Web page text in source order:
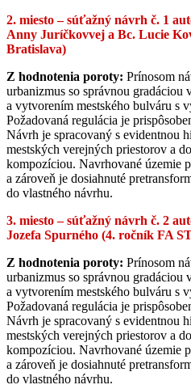
2. miesto – súťažný návrh č. 1
Anny Juríčkovvej a Bc. Lucie
Bratislava)
Z hodnotenia poroty: Prínosom
urbanizmus so správnou gradáciou
a vytvorením mestského bulváru s
Požadovaná regulácia je
Návrh je spracovaný s evidentnou
mestských verejných priestorov a
kompozíciou. Navrhované územie
a zároveň je dosiahnuté
do vlastného návrhu.
3. miesto – súťažný návrh č. 2
Jozefa Spurného (4. ročník FA
Z hodnotenia poroty: Prínosom
urbanizmus so správnou gradáciou
a vytvorením mestského bulváru s
Požadovaná regulácia je
Návrh je spracovaný s evidentnou
mestských verejných priestorov a
kompozíciou. Navrhované územie
a zároveň je dosiahnuté
do vlastného návrhu.